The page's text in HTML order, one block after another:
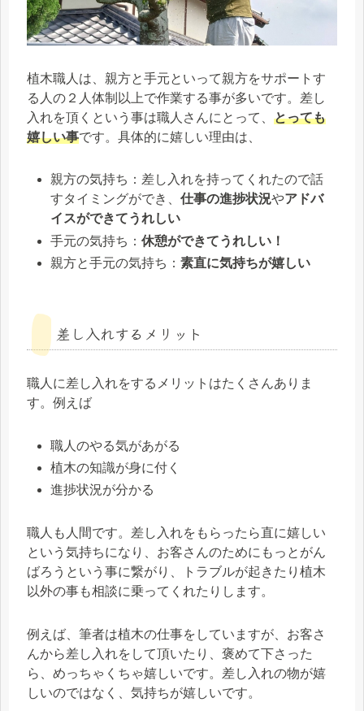
植木職人は、親方と手元といって親方をサポートす
る人の２人体制以上で作業する事が多いです。差し
入れを頂くという事は職人さんにとって、 とっても
嬉しい事です。具体的に嬉しい理由は、
親方の気持ち：差し入れを持ってくれたので話
すタイミングができ、仕事の進捗状況やアドバ
イスができてうれしい
手元の気持ち：休憩ができてうれしい！
親方と手元の気持ち：素直に気持ちが嬉しい
差し入れするメリット
職人に差し入れをするメリットはたくさんありま
す。例えば
職人のやる気があがる
植木の知識が身に付く
進捗状況が分かる
職人も人間です。差し入れをもらったら直に嬉しい
という気持ちになり、お客さんのためにもっとがん
ばろうという事に繋がり、トラブルが起きたり植木
以外の事も相談に乗ってくれたりします。
例えば、筆者は植木の仕事をしていますが、お客さ
んから差し入れをして頂いたり、褒めて下さった
ら、めっちゃくちゃ嬉しいです。差し入れの物が嬉
しいのではなく、気持ちが嬉しいです。